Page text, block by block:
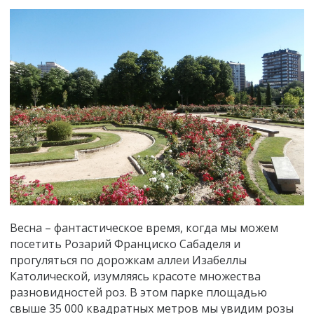
Весна – фантастическое время, когда мы можем
посетить Розарий Франциско Сабаделя и
прогуляться по дорожкам аллеи Изабеллы
Католической, изумляясь красоте множества
разновидностей роз. В этом парке площадью
свыше 35 000 квадратных метров мы увидим розы